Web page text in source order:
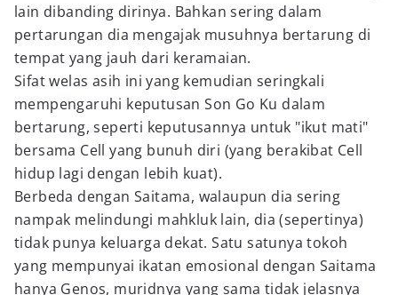
lain dibanding dirinya. Bahkan sering dalam
pertarungan dia mengajak musuhnya bertarung di
tempat yang jauh dari keramaian.
Sifat welas asih ini yang kemudian seringkali
mempengaruhi keputusan Son Go Ku dalam
bertarung, seperti keputusannya untuk "ikut mati"
bersama Cell yang bunuh diri (yang berakibat Cell
hidup lagi dengan lebih kuat).
Berbeda dengan Saitama, walaupun dia sering
nampak melindungi mahkluk lain, dia (sepertinya)
tidak punya keluarga dekat. Satu satunya tokoh
yang mempunyai ikatan emosional dengan Saitama
hanya Genos, muridnya yang sama tidak jelasnya